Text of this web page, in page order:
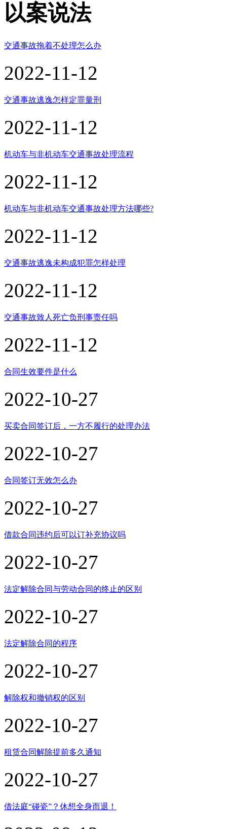
以案说法
交通事故拖着不处理怎么办
2022-11-12
交通事故逃逸怎样定罪量刑
2022-11-12
机动车与非机动车交通事故处理流程
2022-11-12
机动车与非机动车交通事故处理方法哪些?
2022-11-12
交通事故逃逸未构成犯罪怎样处理
2022-11-12
交通事故致人死亡负刑事责任吗
2022-11-12
合同生效要件是什么
2022-10-27
买卖合同签订后，一方不履行的处理办法
2022-10-27
合同签订无效怎么办
2022-10-27
借款合同违约后可以订补充协议吗
2022-10-27
法定解除合同与劳动合同的终止的区别
2022-10-27
法定解除合同的程序
2022-10-27
解除权和撤销权的区别
2022-10-27
租赁合同解除提前多久通知
2022-10-27
借法庭“碰瓷”？休想全身而退！